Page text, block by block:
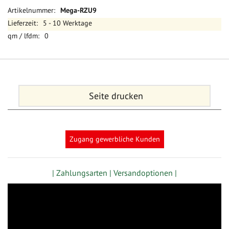
Mehr
Informationen
Mega-RZU9
5 - 10 Werktage
0
Seite drucken
Zugang gewerbliche Kunden
| Zahlungsarten | Versandoptionen |